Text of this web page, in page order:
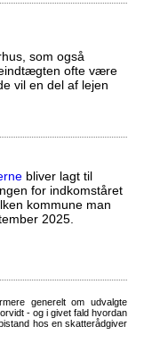
som også
ofte være
vil en del af lejen
bliver lagt til
for indkomståret
kommune man
2025.
generelt om udvalgte
- og i givet fald hvordan
hos en skatterådgiver